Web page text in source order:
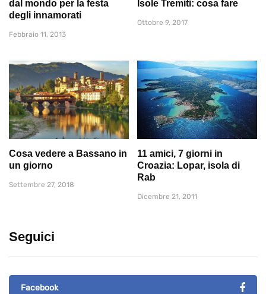
dal mondo per la festa
degli innamorati
Febbraio 11, 2013
Isole Tremiti: cosa fare
Ottobre 9, 2017
Cosa vedere a Bassano in
un giorno
Settembre 27, 2018
11 amici, 7 giorni in
Croazia: Lopar, isola di
Rab
Dicembre 21, 2011
Seguici
Facebook